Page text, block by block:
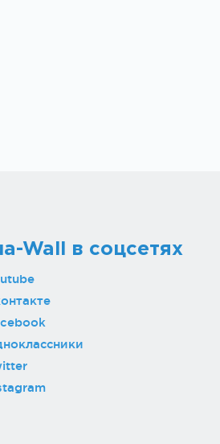
Wall в соцсетях